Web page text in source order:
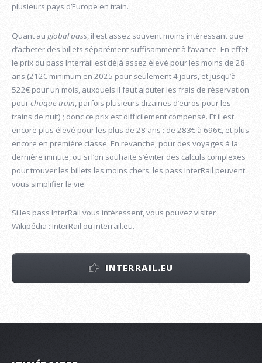
plusieurs pays d’Europe en train.
Quant au global pass, il est assez souvent moins intéressant que
d’acheter des billets séparément suffisamment à l’avance. En effet,
le prix du pass Interrail est déjà assez élevé pour les moins de 28
ans (212€ minimum en 2025 pour seulement 4 jours, et jusqu’à
522€ pour un mois, auxquels il faut ajouter les frais de réservation
pourchaque train, parfois plusieurs dizaines d’euros pour les
trains de nuit) ; donc ce prix est difficilement compensé. Et il est
encore plus élevé pour les plus de 28 ans : de 283€ à 696€, et plus
encore en première classe. En revanche, pour des voyages à la
dernière minute, ou si l’on souhaite s’éviter des calculs complexes
pour trouver les billets les moins chers, les pass InterRail peuvent
vous simplifier la vie.
Si les pass InterRail vous intéressent, vous pouvez visiter
Wikipédia : InterRail ou interrail.eu.
INTERRAIL.EU